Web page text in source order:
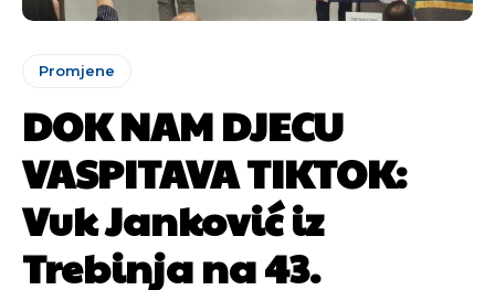
Promjene
DOK NAM DJECU
VASPITAVA TIKTOK:
Vuk Janković iz
Trebinja na 43.